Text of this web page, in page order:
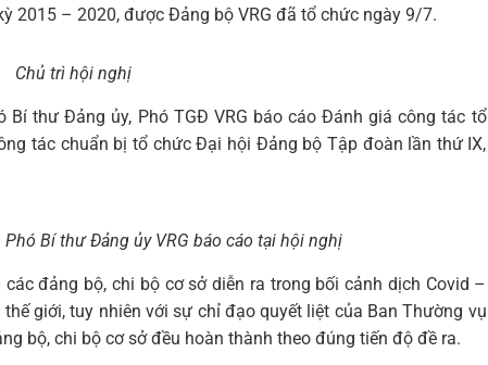
2015 – 2020, được Đảng bộ VRG đã tổ chức ngày 9/7.
Chủ trì hội nghị
Bí thư Đảng ủy, Phó TGĐ VRG báo cáo Đánh giá công tác tổ
tác chuẩn bị tổ chức Đại hội Đảng bộ Tập đoàn lần thứ IX,
Bí thư Đảng ủy VRG báo cáo tại hội nghị
đảng bộ, chi bộ cơ sở diễn ra trong bối cảnh dịch Covid –
giới, tuy nhiên với sự chỉ đạo quyết liệt của Ban Thường vụ
bộ, chi bộ cơ sở đều hoàn thành theo đúng tiến độ đề ra.